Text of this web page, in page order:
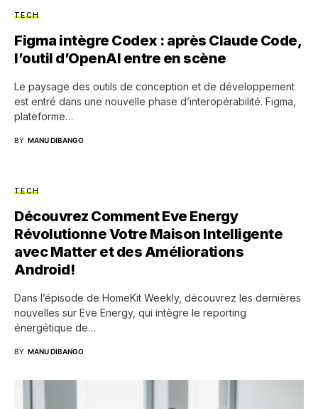
TECH
Figma intègre Codex : après Claude Code,
l’outil d’OpenAI entre en scène
Le paysage des outils de conception et de développement
est entré dans une nouvelle phase d’interopérabilité. Figma,
plateforme…
BY MANU DIBANGO
TECH
Découvrez Comment Eve Energy
Révolutionne Votre Maison Intelligente
avec Matter et des Améliorations
Android!
Dans l’épisode de HomeKit Weekly, découvrez les dernières
nouvelles sur Eve Energy, qui intègre le reporting
énergétique de…
BY MANU DIBANGO